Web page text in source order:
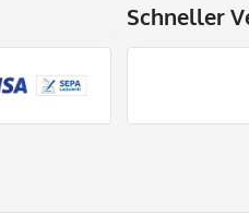
Schneller